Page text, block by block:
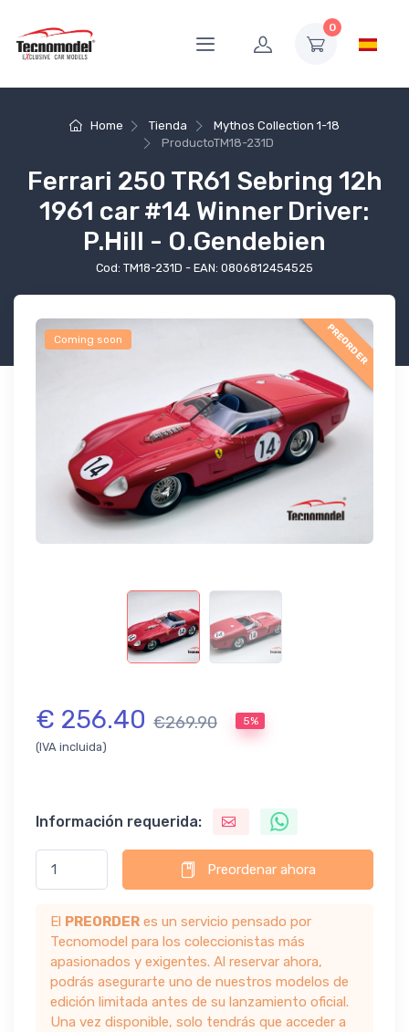
0
Home Tienda
Mythos Collection 1-18
ProductoTM18-231D
Ferrari 250 TR61 Sebring 12h
1961 car #14 Winner Driver:
P.Hill - O.Gendebien
Cod: TM18-231D - EAN: 0806812454525
Coming soon PREORDER
€ 256.40 €269.90 5%
(IVA incluida)
Información requerida:
Preordenar ahora
El PREORDER es un servicio pensado por
Tecnomodel para los coleccionistas más
apasionados y exigentes. Al reservar ahora,
podrás asegurarte uno de nuestros modelos de
edición limitada antes de su lanzamiento oficial.
Una vez disponible, solo tendrás que acceder a